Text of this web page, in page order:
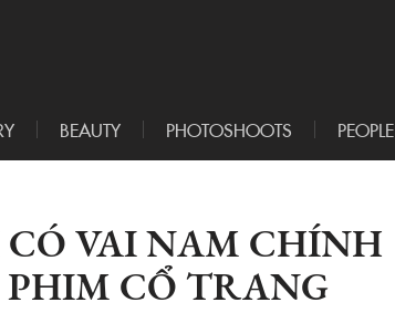
BEAUTY PHOTOSHOOTS PEOPLE
VAI NAM CHÍNH
CỔ TRANG